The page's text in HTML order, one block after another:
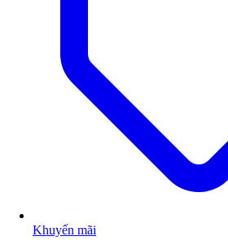
Khuyến mãi